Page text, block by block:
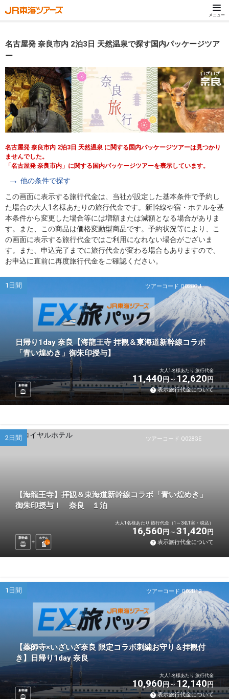
メニュー
名古屋発 奈良市内 2泊3日 天然温泉で探す国内パッケージツア
ー
名古屋発 奈良市内 2泊3日 天然温泉 に関する国内パッケージツアーは見つかり
ませんでした。
「名古屋発 奈良市内」に関する国内パッケージツアーを表示しています。
他の条件で探す
この画面に表示する旅行代金は、当社が設定した基本条件で予約し
た場合の大人1名様あたりの旅行代金です。新幹線や宿・ホテルを基
本条件から変更した場合等には増額または減額となる場合がありま
す。また、この商品は価格変動型商品です。予約状況等により、こ
の画面に表示する旅行代金ではご利用になれない場合がございま
す。また、申込完了までに旅行代金が変わる場合もありますので、
お申込に直前に再度旅行代金をご確認ください。
ツアーコード Q028GJ
1日間
日帰り1day 奈良【海龍王寺 拝観＆東海道新幹線コラボ
「青い煌めき」御朱印授与】
新幹線
大人1名様あたり 旅行代金
11,440円 12,620円
表示旅行代金について
ツアーコード Q028GE
2日間
【海龍王寺】拝観＆東海道新幹線コラボ「青い煌めき」
御朱印授与！ 奈良 １泊
新幹線
ホテル
1 泊
大人1名様あたり 旅行代金（1～3名1室・税込）
16,560 円 31,420 円
表示旅行代金について
ツアーコード Q02B12
1日間
【薬師寺×いざいざ奈良 限定コラボ刺繍お守り＆拝観付
き】日帰り1day 奈良
新幹線
大人1名様あたり 旅行代金
10,960円 12,140円
表示旅行代金について